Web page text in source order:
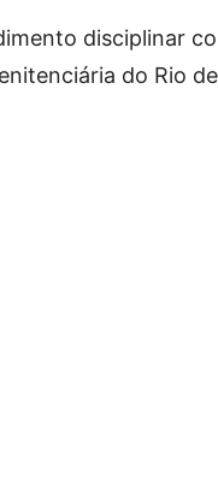
disciplinar
do Rio